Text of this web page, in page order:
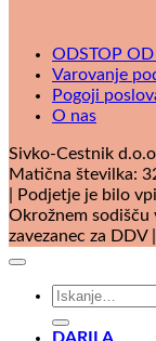
ODSTOP
Varovanje
Pogoji
O nas
Sivko-Cestnik
Matična številka:
| Podjetje je bilo
Okrožnem sodišču
zavezanec za
Išči: